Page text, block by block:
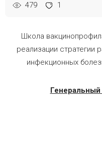
479 1
Школа
реализации стратегии
инфекционных